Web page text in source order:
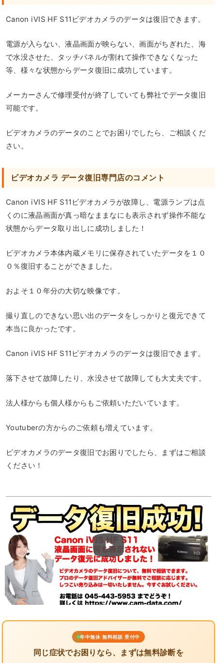
Canon iVIS HF S11ビデオカメラのデータは復旧できます。
電源が入らない、液晶画面が映らない、画面がちぎれた、海
で水没させた、タッチパネルが割れて操作できなくなった
等、様々な状態からデータ復旧に成功しています。
メーカーさんで修理受付が終了していても弊社でデータ復旧
可能です。
ビデオカメラのデータのことでお困りでしたら、ご相談くだ
さい。
ビデオカメラ データ復旧専門店のコメント
Canon iVIS HF S11ビデオカメラが故障し、電源ランプは点
くのに液晶画面が真っ暗なままなにも表示されず操作不能な
状態からデータ取り出しに成功しました！
ビデオカメラ本体内蔵メモリに保存されていたデータを１０
０％復旧することができました。
およそ１０年分の大切な映像です。
撮り直しのできない思い出のデータをしっかりと復元できて
本当に良かったです。
Canon iVIS HF S11ビデオカメラのデータは復旧できます。
落下させて故障したり、水没させて故障しても大丈夫です。
法人様からも個人様からもご依頼いただいています。
Youtuberの方からのご依頼も増えています。
ビデオカメラのデータ復旧でお困りでしたら、まずはご相談
ください！
年中無休 無料相談 受付中
同じ症状でお困りなら、まずは無料診断を